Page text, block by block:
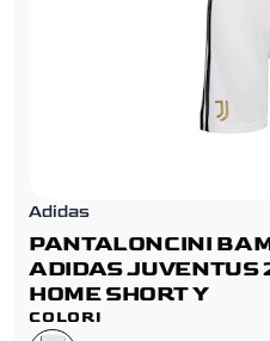
Adidas
PANTALONCINI
ADIDAS JUVENTUS
HOME SHORT Y
COLORI